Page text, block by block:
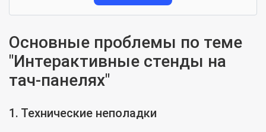
Основные проблемы по теме
"Интерактивные стенды на
тач-панелях"
1. Технические неполадки